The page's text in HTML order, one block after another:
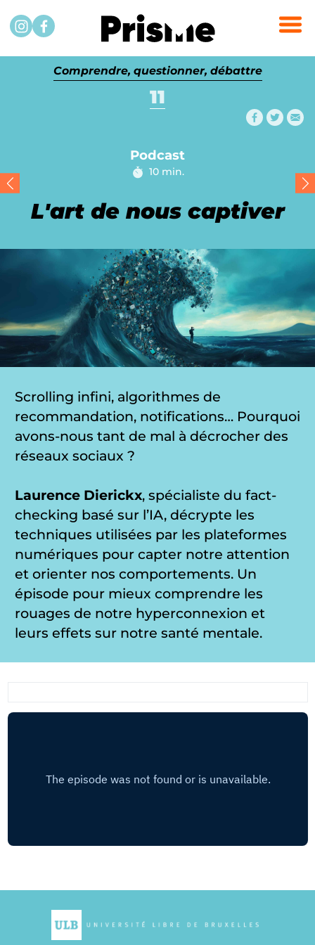
Instagram
Facebook
Comprendre, questionner, débattre
11
L'art de nous captiver
Podcast
Temps de lecture :
10 min.
Scrolling infini, algorithmes de
recommandation, notifications… Pourquoi
avons-nous tant de mal à décrocher des
réseaux sociaux ?
Laurence Dierickx, spécialiste du fact-
checking basé sur l’IA, décrypte les
techniques utilisées par les plateformes
numériques pour capter notre attention
et orienter nos comportements. Un
épisode pour mieux comprendre les
rouages de notre hyperconnexion et
leurs effets sur notre santé mentale.